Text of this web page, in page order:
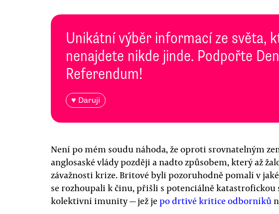
Unikátní výběr informací ze světa,
nenajdete nikde jinde. Podpořte
Referendum!
♥ Daruji
Není po mém soudu náhoda, že oproti srovnatelným
anglosaské vlády později a nadto způsobem, který až
závažnosti krize. Britové byli pozoruhodně pomalí v
se rozhoupali k činu, přišli s potenciálně
kolektivní imunity — jež jepo drtivé kritice odborníků